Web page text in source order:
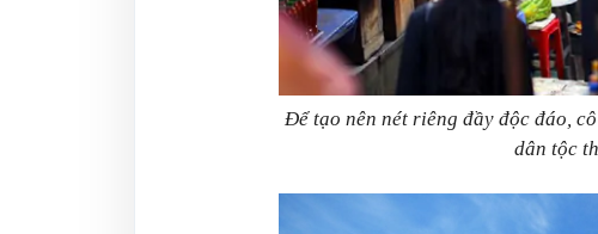
Để tạo nên nét riêng đầy độc đáo,
dân tộc